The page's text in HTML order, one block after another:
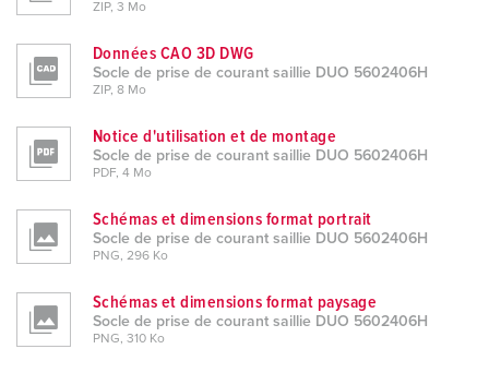
ZIP, 3 Mo
Données CAO 3D DWG
Socle de prise de courant saillie DUO 5602406H
ZIP, 8 Mo
Notice d'utilisation et de montage
Socle de prise de courant saillie DUO 5602406H
PDF, 4 Mo
Schémas et dimensions format portrait
Socle de prise de courant saillie DUO 5602406H
PNG, 296 Ko
Schémas et dimensions format paysage
Socle de prise de courant saillie DUO 5602406H
PNG, 310 Ko